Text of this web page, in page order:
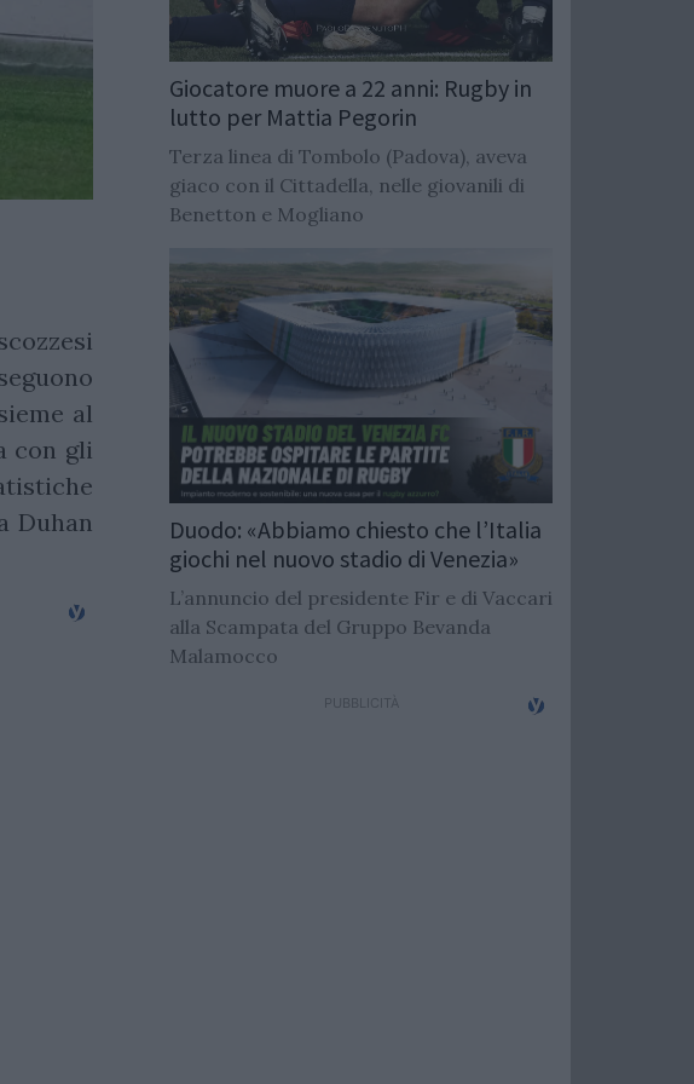
al
con gli
Duhan
Giocatore muore a 22 anni: Rugby in
lutto per Mattia Pegorin
Terza linea di Tombolo (Padova), aveva
giaco con il Cittadella, nelle giovanili di
Benetton e Mogliano
Duodo: «Abbiamo chiesto che l’Italia
giochi nel nuovo stadio di Venezia»
L’annuncio del presidente Fir e di Vaccari
alla Scampata del Gruppo Bevanda
Malamocco